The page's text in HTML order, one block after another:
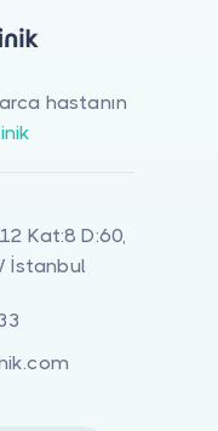
hastanın
Kat:8 D:60,
İstanbul